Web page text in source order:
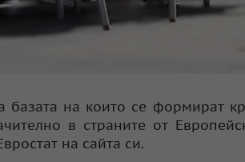
базата на които се формират
в страните от
на сайта си.